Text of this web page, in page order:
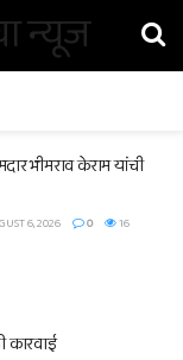
भीमराव केराम यांची
6, 2026 0 16
कारवाई